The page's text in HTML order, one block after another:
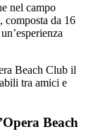
nel campo
composta da 16
Beach Club il
tra amici e
Beach